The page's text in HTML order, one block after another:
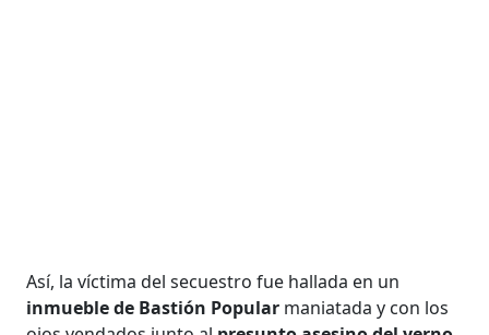
Así, la víctima del secuestro fue hallada en un
inmueble de Bastión Popular maniatada y con los